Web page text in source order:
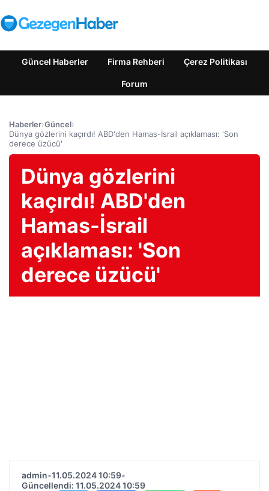
Güncel Haberler Firma Rehberi Çerez Politikası
Forum
Haberler›Güncel›
Dünya gözlerini kaçırdı! ABD'den Hamas-İsrail açıklaması: 'Son
derece üzücü'
Dünya gözlerini
kaçırdı! ABD'den
Hamas-İsrail
açıklaması: 'Son
derece üzücü'
admin•11.05.2024 10:59•
Güncellendi: 11.05.2024 10:59